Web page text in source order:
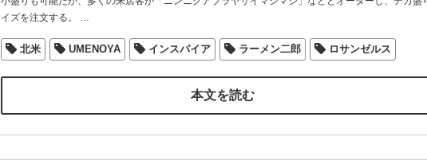
イズを注文する。
…
北米 UMENOYA インスパイア ラーメン二郎 ロサンゼルス
本文を読む